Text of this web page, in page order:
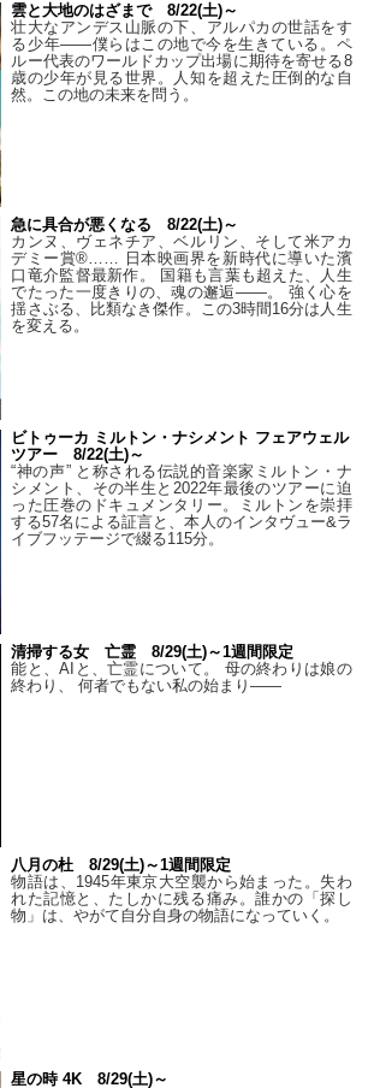
雲と大地のはざまで 8/22(土)～
壮大なアンデス山脈の下、アルパカの世話をす
る少年――僕らはこの地で今を生きている。ペ
ルー代表のワールドカップ出場に期待を寄せる8
歳の少年が見る世界。人知を超えた圧倒的な自
然。この地の未来を問う。
急に具合が悪くなる 8/22(土)～
カンヌ、ヴェネチア、ベルリン、そして米アカ
デミー賞®…… 日本映画界を新時代に導いた濱
口竜介監督最新作。 国籍も言葉も超えた、人生
でたった一度きりの、魂の邂逅――。 強く心を
揺さぶる、比類なき傑作。この3時間16分は人生
を変える。
ビトゥーカ ミルトン・ナシメント フェアウェル
ツアー 8/22(土)～
“神の声” と称される伝説的音楽家ミルトン・ナ
シメント、その半生と2022年最後のツアーに迫
った圧巻のドキュメンタリー。ミルトンを崇拝
する57名による証言と、本人のインタヴュー&ラ
イブフッテージで綴る115分。
清掃する女 亡霊 8/29(土)～1週間限定
能と、AIと、亡霊について。 母の終わりは娘の
終わり、 何者でもない私の始まり――
八月の杜 8/29(土)～1週間限定
物語は、1945年東京大空襲から始まった。失わ
れた記憶と、たしかに残る痛み。誰かの「探し
物」は、やがて自分自身の物語になっていく。
星の時 4K 8/29(土)～